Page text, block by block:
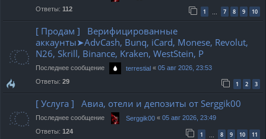
Ответы: 112 1 … 7 8 9 10
[ Продам ] Верифицированные
аккаунты➤AdvCash, Bunq, iCard, Monese, Revolut,
N26, Skrill, Binance, Kraken, WestStein, P
Последнее сообщение terrestial « 05 авг 2026, 23:53
Ответы: 29 1 2 3
[ Услуга ] Авиа, отели и депозиты от Serggik00
Последнее сообщение Serggik00 « 05 авг 2026, 23:49
Ответы: 124 1 8 9 10 11